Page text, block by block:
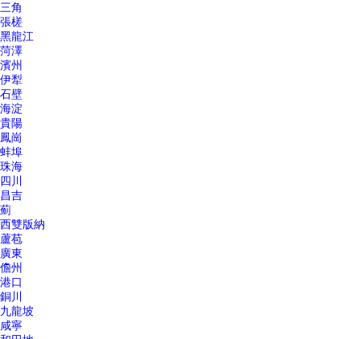
三角
張槎
黑龍江
菏澤
濱州
伊犁
石壁
海淀
貴陽
鳳崗
蚌埠
珠海
四川
昌吉
薊
西雙版納
蘆苞
廣東
儋州
港口
銅川
九龍坡
咸寧